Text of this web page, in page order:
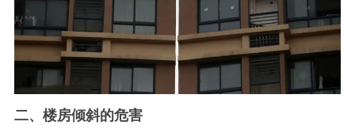
二、楼房倾斜的危害